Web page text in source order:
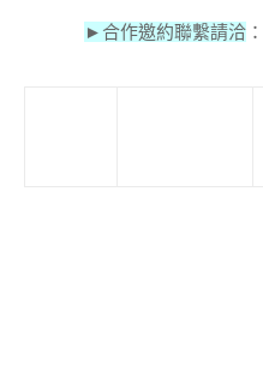
► 合作邀約聯繫請洽：